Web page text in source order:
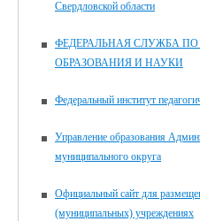
Свердловской области
ФЕДЕРАЛЬНАЯ СЛУЖБА ПО
ОБРАЗОВАНИЯ И НАУКИ
Федеральный институт
Управление образования
муниципального округа
Официальный сайт для
(муниципальных) учреждениях